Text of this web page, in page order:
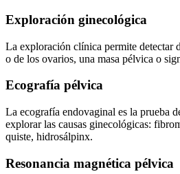
Exploración ginecológica
La exploración clínica permite detectar
o de los ovarios, una masa pélvica o
Ecografía pélvica
La ecografía endovaginal es la prueba
explorar las causas ginecológicas:
quiste, hidrosálpinx.
Resonancia magnética pélvica